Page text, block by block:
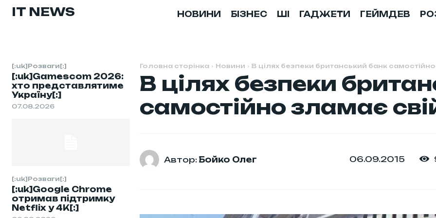
IT NEWS НОВИНИ БІЗНЕС ШІ ГАДЖЕТИ ГЕЙМДЕВ
[:uk]Розваги[:]
[:uk]Gamescom 2026:
хто представлятиме
Україну[:]
07.08.2026
[:uk]Розваги[:]
[:uk]Google Chrome
отримав підтримку
Netflix у 4K[:]
Головна сторінка Новини В цілях безпеки британський банк
В цілях безпеки
самостійно зламає
Автор: Бойко Олег 06.09.2015